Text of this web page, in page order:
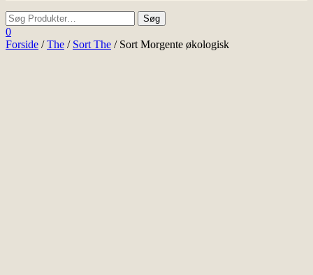
0
Forside /The / Sort The / Sort Morgente økologisk